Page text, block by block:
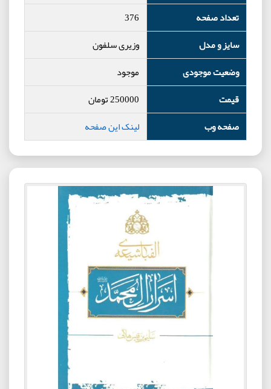
تعداد صفحه
376
سایز و مدل
وزیری سلفون
وضعیت موجودی
موجود
قیمت
250000تومان
صفحه وب
لینک این صفحه